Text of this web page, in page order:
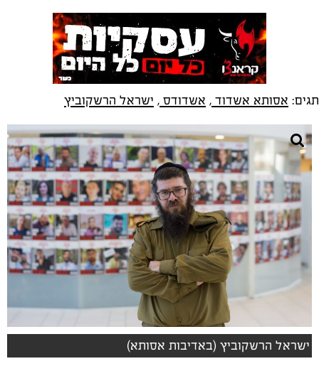
תגים: אסותא אשדוד , אשדודס , ישראל הרשקוביץ
ישראל הרשקוביץ (באדיבות אסותא)